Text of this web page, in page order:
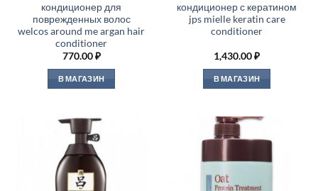
кондиционер для
поврежденных волос
welcos around me argan hair
conditioner
770.00₽
В МАГАЗИН
кондиционер с кератином
jps mielle keratin care
conditioner
1,430.00₽
В МАГАЗИН